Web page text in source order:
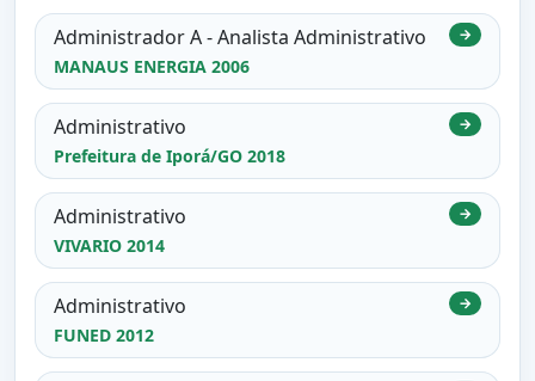
Administrador A - Analista Administrativo
MANAUS ENERGIA 2006
→
Administrativo
Prefeitura de Iporá/GO 2018
→
Administrativo
VIVARIO 2014
→
Administrativo
FUNED 2012
→